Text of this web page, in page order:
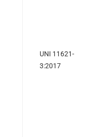
UNI 11621-
3:2017